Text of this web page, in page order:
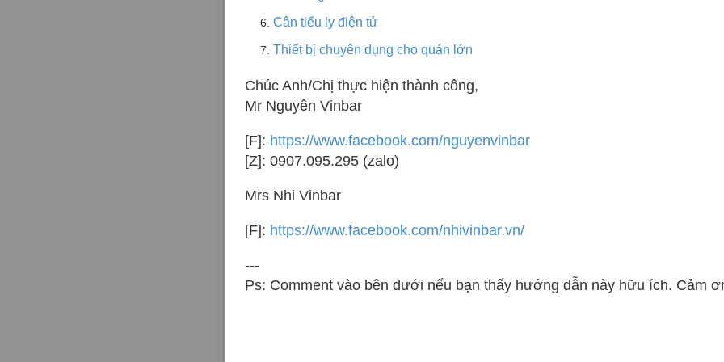
Cân tiểu ly điện tử
Thiết bị chuyên dụng cho quán lớn
Chúc Anh/Chị thực hiện thành công,
Mr Nguyên Vinbar
[F]: https://www.facebook.com/nguyenvinbar
[Z]: 0907.095.295 (zalo)
Mrs Nhi Vinbar
[F]: https://www.facebook.com/nhivinbar.vn/
---
Ps: Comment vào bên dưới nếu bạn thấy hướng dẫn này hữu ích. Cảm